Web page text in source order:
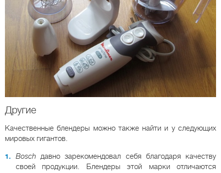
Другие
Качественные блендеры можно также найти и у следующих
мировых гигантов.
Bosch давно зарекомендовал себя благодаря качеству
своей продукции. Блендеры этой марки отличаются